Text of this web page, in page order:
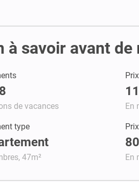
à savoir avant
de vacances En
type
47m² En